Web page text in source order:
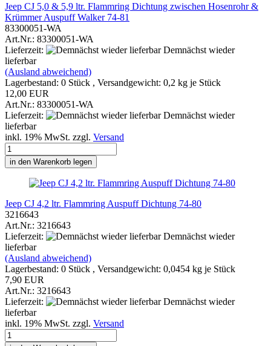
Jeep CJ 5,0 & 5,9 ltr. Flammring Dichtung zwischen Hosenrohr &
Krümmer Auspuff Walker 74-81
83300051-WA
Art.Nr.: 83300051-WA
Lieferzeit:
Demnächst wieder
lieferbar
(Ausland abweichend)
Lagerbestand: 0 Stück , Versandgewicht: 0,2 kg je Stück
12,00 EUR
Art.Nr.: 83300051-WA
Lieferzeit:
Demnächst wieder
lieferbar
inkl. 19% MwSt. zzgl. Versand
in den Warenkorb legen
Jeep CJ 4,2 ltr. Flammring Auspuff Dichtung 74-80
3216643
Art.Nr.: 3216643
Lieferzeit:
Demnächst wieder
lieferbar
(Ausland abweichend)
Lagerbestand: 0 Stück , Versandgewicht: 0,0454 kg je Stück
7,90 EUR
Art.Nr.: 3216643
Lieferzeit:
Demnächst wieder
lieferbar
inkl. 19% MwSt. zzgl. Versand